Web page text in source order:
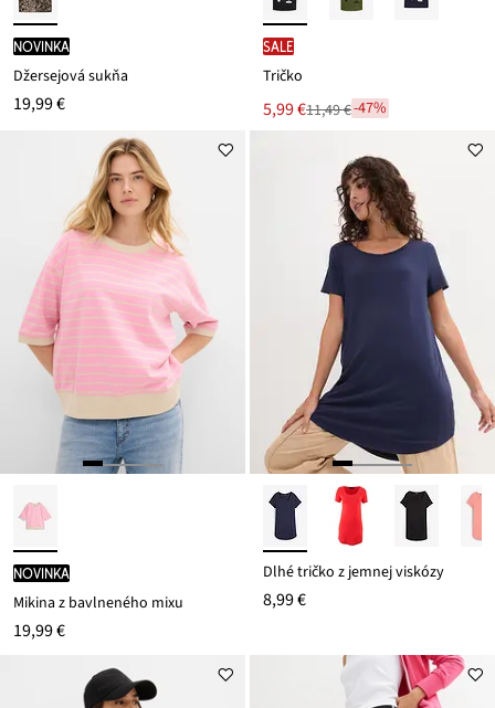
novinka
Džersejová sukňa
19,99 €
SALE
Tričko
Nová
cena
5,99 €
Zľava11,49 €-47%
novinka
Mikina z bavlneného mixu
19,99 €
Dlhé tričko z jemnej viskózy
8,99 €